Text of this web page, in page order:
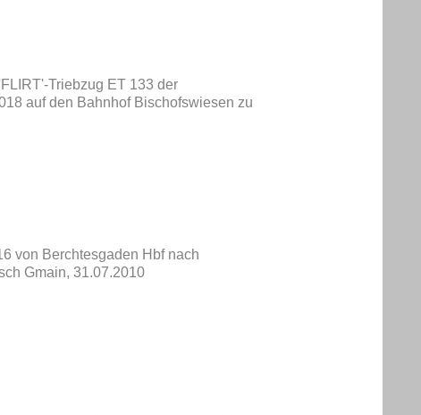
Triebzug ET 133 der
auf den Bahnhof Bischofswiesen zu
von Berchtesgaden Hbf nach
Gmain, 31.07.2010